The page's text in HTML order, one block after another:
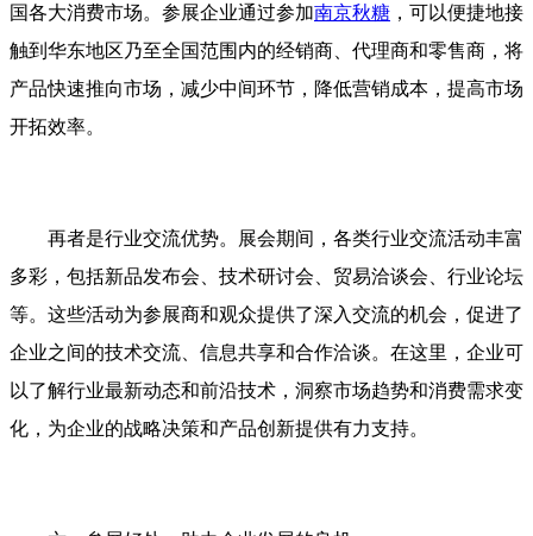
国各大消费市场。参展企业通过参加南京秋糖 ，可以便捷地接
触到华东地区乃至全国范围内的经销商、代理商和零售商，将
产品快速推向市场，减少中间环节，降低营销成本，提高市场
开拓效率。
再者是行业交流优势。展会期间，各类行业交流活动丰富
多彩，包括新品发布会、技术研讨会、贸易洽谈会、行业论坛
等。这些活动为参展商和观众提供了深入交流的机会，促进了
企业之间的技术交流、信息共享和合作洽谈。在这里，企业可
以了解行业最新动态和前沿技术，洞察市场趋势和消费需求变
化，为企业的战略决策和产品创新提供有力支持。